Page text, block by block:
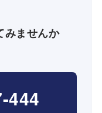
みませんか
444